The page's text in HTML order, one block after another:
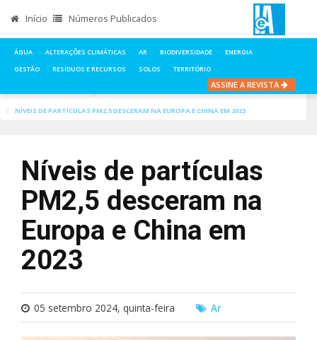
Início Números Publicados
ÁGUA ALTERAÇÕES CLIMÁTICAS AR BIODIVERSIDADE
ENERGIA
GESTÃO
RESÍDUOS E RECURSOS SOLOS TERRITÓRIO
ASSINE A REVISTA
NÍVEIS DE PARTÍCULAS PM2,5 DESCERAM NA EUROPA E CHINA EM 2023
Níveis de partículas
PM2,5 desceram na
Europa e China em
2023
05 setembro 2024, quinta-feira Ar